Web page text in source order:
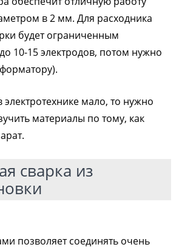
в 2 мм. Для расходника
будет ограниченным
10-15 электродов, потом нужно
электротехнике мало, то нужно
материалы по тому, как
сварка из
позволяет соединять очень